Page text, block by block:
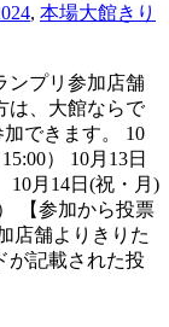
, 本場大館きり
ンプリ参加店舗
は、大館ならで
できます。 10
） 10月13日
10月14日(祝・月)
【参加から投票
店舗よりきりた
が記載された投